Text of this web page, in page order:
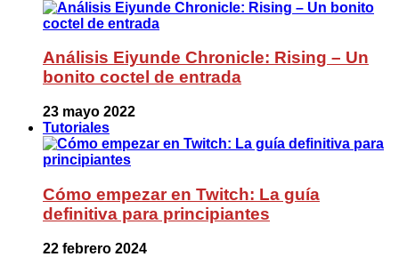
Análisis Eiyunde Chronicle: Rising – Un
bonito coctel de entrada
23 mayo 2022
Tutoriales
Cómo empezar en Twitch: La guía
definitiva para principiantes
22 febrero 2024